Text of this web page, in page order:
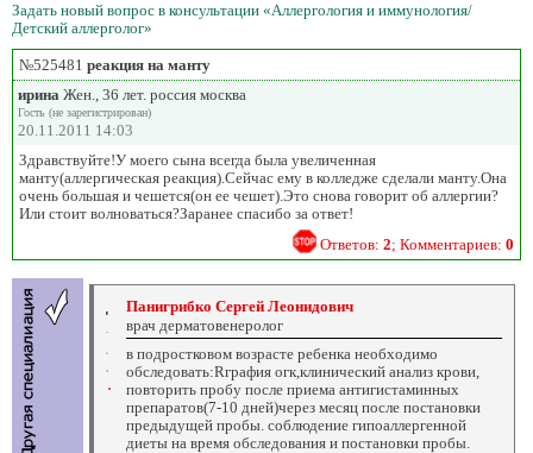
Задать новый вопрос в консультации «Аллергология и иммунология/
Детский аллерголог»
№525481 реакция на манту
ирина Жен., 36 лет. россия москва
Гость (не зарегистрирован)
20.11.2011 14:03
Здравствуйте!У моего сына всегда была увеличенная
манту(аллергическая реакция).Сейчас ему в колледже сделали манту.Она
очень большая и чешется(он ее чешет).Это снова говорит об аллергии?
Или стоит волноваться?Заранее спасибо за ответ!
Ответов: 2; Комментариев: 0
Панигрибко Сергей Леонидович
врач дерматовенеролог
в подростковом возрасте ребенка необходимо
обследовать:Rграфия огк,клинический анализ крови,
повторить пробу после приема антигистаминных
препаратов(7-10 дней)через месяц после постановки
предыдущей пробы. соблюдение гипоаллергенной
диеты на время обследования и постановки пробы.